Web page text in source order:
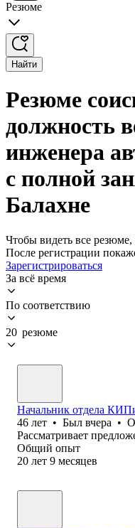
Резюме
Найти
Резюме
должность
инженера
с полной
Балахне
Чтобы видеть все резюме,
После регистрации
Зарегистрироваться
За всё время
По соответствию
20 резюме
Начальник отдела
46 лет • Был вчера •
Рассматривает
Общий опыт
20 лет 9 месяцев